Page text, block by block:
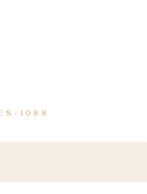
1088